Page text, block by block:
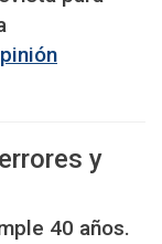
y
40 años.